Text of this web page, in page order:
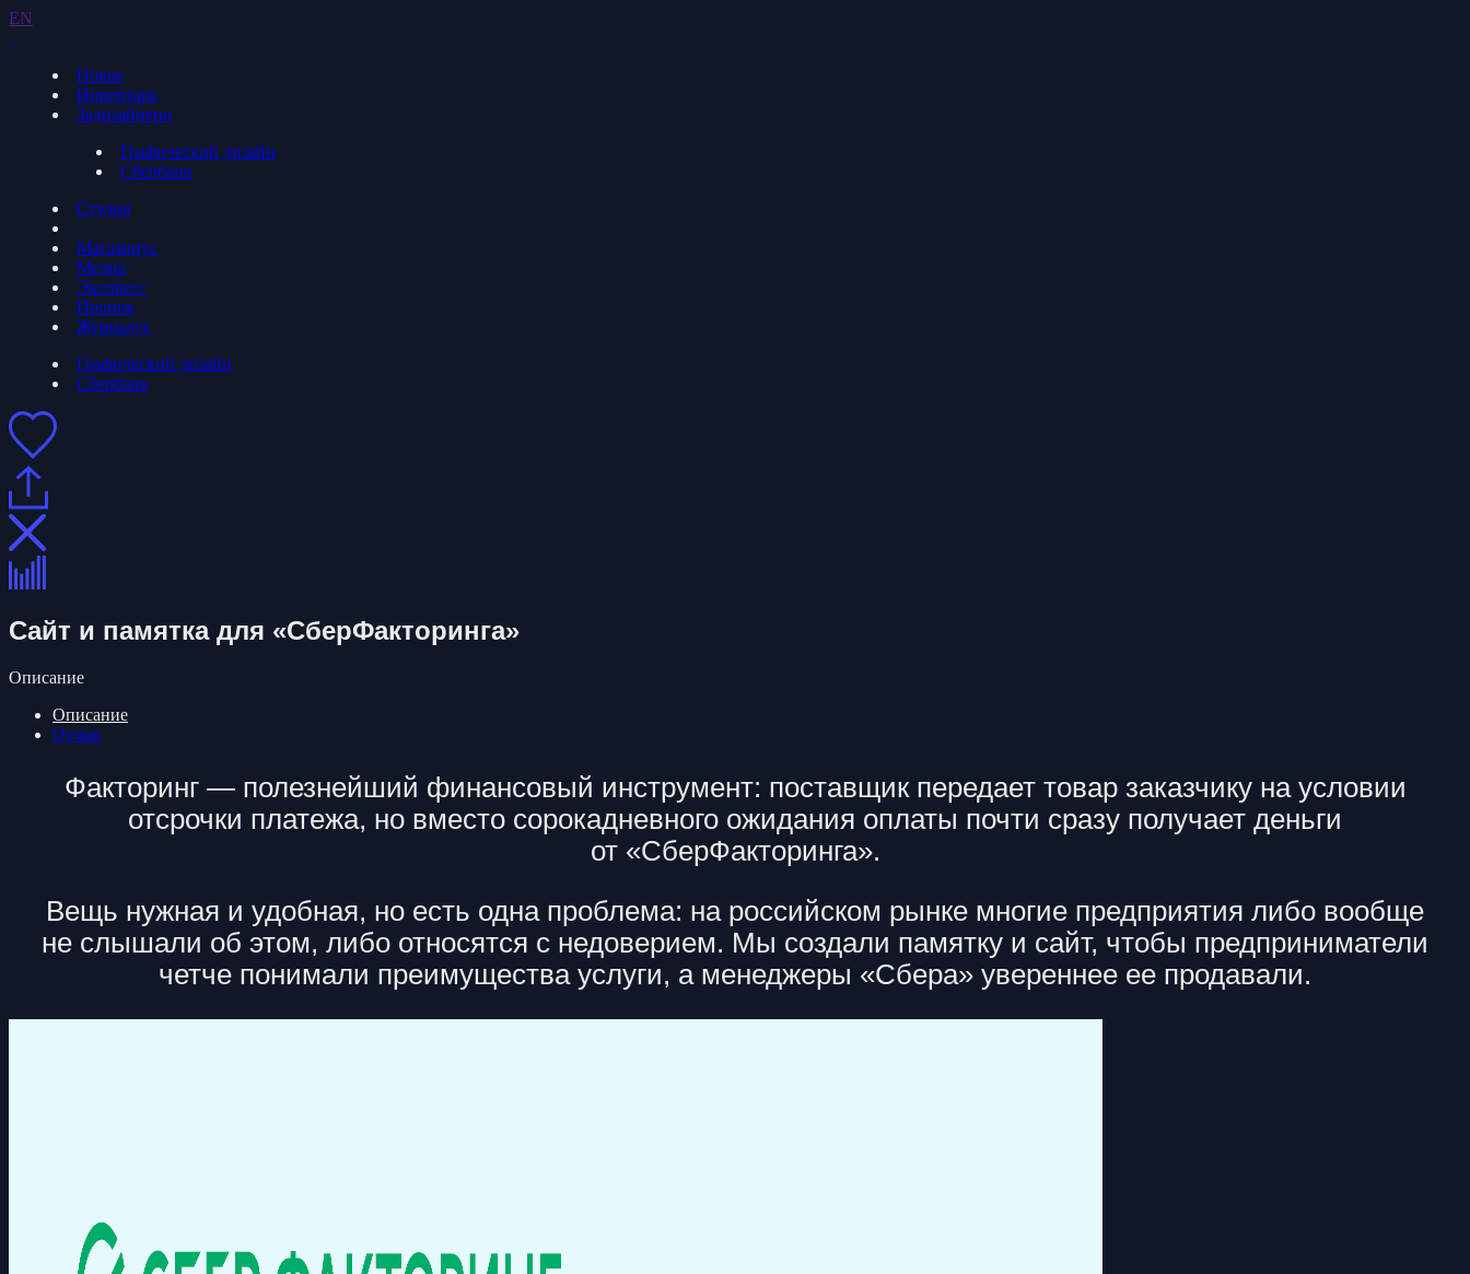
EN
Новое
Инвентарь
Задизайнено
Графический дизайн
Сбербанк
Студия
Магазинус
Медиа
Экспресс
Иронов
Журналус
Графический дизайн
Сбербанк
Сайт и памятка для «СберФакторинга»
Описание
Описание
Отзыв
Факторинг — полезнейший финансовый инструмент: поставщик передает товар заказчику на условии
отсрочки платежа, но вместо сорокадневного ожидания оплаты почти сразу получает деньги
от «СберФакторинга».
Вещь нужная и удобная, но есть одна проблема: на российском рынке многие предприятия либо вообще
не слышали об этом, либо относятся с недоверием. Мы создали памятку и сайт, чтобы предприниматели
четче понимали преимущества услуги, а менеджеры «Сбера» увереннее ее продавали.